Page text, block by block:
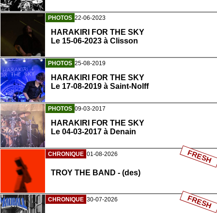
PHOTOS 22-06-2023
HARAKIRI FOR THE SKY
Le 15-06-2023 à Clisson
PHOTOS 25-08-2019
HARAKIRI FOR THE SKY
Le 17-08-2019 à Saint-Nolff
PHOTOS 09-03-2017
HARAKIRI FOR THE SKY
Le 04-03-2017 à Denain
CHRONIQUE 01-08-2026
TROY THE BAND - (des)
FRESH
CHRONIQUE 30-07-2026 FRESH